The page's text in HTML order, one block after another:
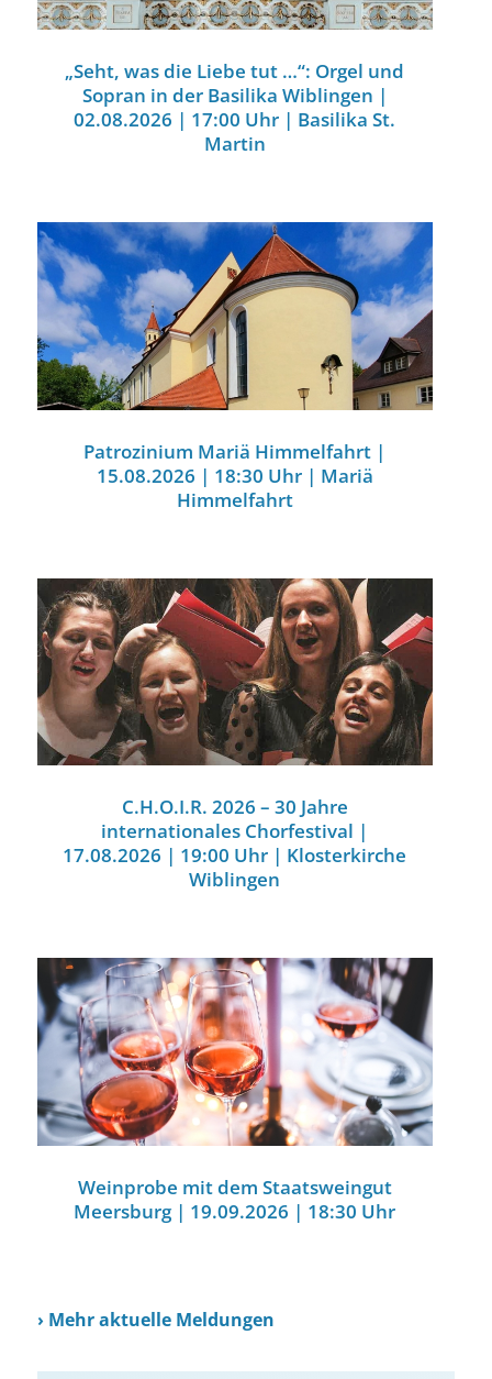
„Seht, was die Liebe tut …“: Orgel und
Sopran in der Basilika Wiblingen |
02.08.2026 | 17:00 Uhr | Basilika St.
Martin
Patrozinium Mariä Himmelfahrt |
15.08.2026 | 18:30 Uhr | Mariä
Himmelfahrt
C.H.O.I.R. 2026 – 30 Jahre
internationales Chorfestival |
17.08.2026 | 19:00 Uhr | Klosterkirche
Wiblingen
Weinprobe mit dem Staatsweingut
Meersburg | 19.09.2026 | 18:30 Uhr
› Mehr aktuelle Meldungen